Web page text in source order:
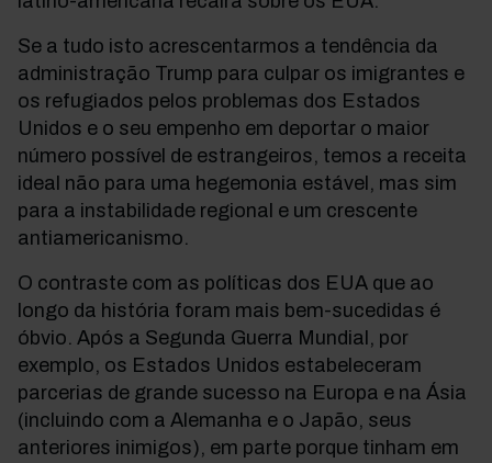
Se a tudo isto acrescentarmos a tendência da
administração Trump para culpar os imigrantes e
os refugiados pelos problemas dos Estados
Unidos e o seu empenho em deportar o maior
número possível de estrangeiros, temos a receita
ideal não para uma hegemonia estável, mas sim
para a instabilidade regional e um crescente
antiamericanismo.
O contraste com as políticas dos EUA que ao
longo da história foram mais bem-sucedidas é
óbvio. Após a Segunda Guerra Mundial, por
exemplo, os Estados Unidos estabeleceram
parcerias de grande sucesso na Europa e na Ásia
(incluindo com a Alemanha e o Japão, seus
anteriores inimigos), em parte porque tinham em